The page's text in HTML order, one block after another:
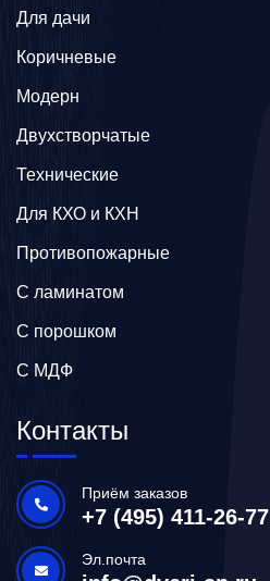
Для дачи
Коричневые
Модерн
Двухстворчатые
Технические
Для КХО и КХН
Противопожарные
С ламинатом
С порошком
С МДФ
Контакты
Приём заказов
+7 (495) 411-26-77
Эл.почта